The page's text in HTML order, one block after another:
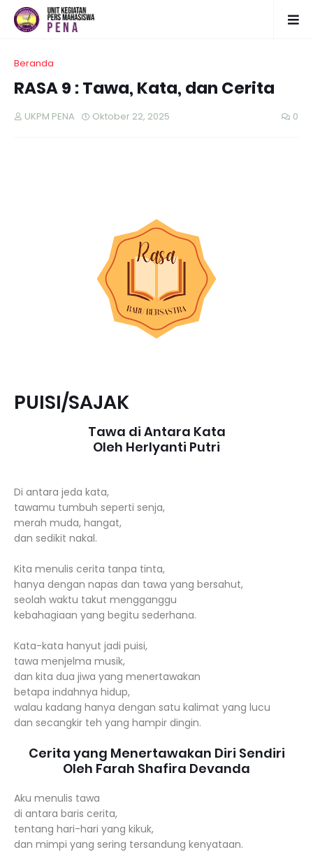
Beranda
RASA 9 : Tawa, Kata, dan Cerita
UKPM PENA Oktober 22, 2025 0
PUISI/SAJAK
Tawa di Antara Kata
Oleh Herlyanti Putri
Di antara jeda kata,
tawamu tumbuh seperti senja,
merah muda, hangat,
dan sedikit nakal.
Kita menulis cerita tanpa tinta,
hanya dengan napas dan tawa yang bersahut,
seolah waktu takut mengganggu
kebahagiaan yang begitu sederhana.
Kata-kata hanyut jadi puisi,
tawa menjelma musik,
dan kita dua jiwa yang menertawakan
betapa indahnya hidup,
walau kadang hanya dengan satu kalimat yang lucu
dan secangkir teh yang hampir dingin.
Cerita yang Menertawakan Diri Sendiri
Oleh Farah Shafira Devanda
Aku menulis tawa
di antara baris cerita,
tentang hari-hari yang kikuk,
dan mimpi yang sering tersandung kenyataan.